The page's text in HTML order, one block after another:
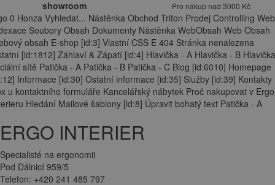
showroom
Pro nákup nad 3000 Kč
0 Honza Vyhledat... Nástěnka Obchod Triton Prodej Controlling Web
Soubory Obsah Dokumenty Nástěnka WebObsah Web Obsah
obsah E-shop [id:3] Vlastní CSS E 404 Stránka nenalezena
[id:1812] Záhlaví & Zápatí [id:4] Hlavička - A Hlavička - B
sítě Patička - A Patička - B Patička - C Blog [id:6010] Homepage
Informace [id:30] Ostatní informace [id:35] Služby [id:39] Kontakty
u kontaktního formuláře Kancelářský nábytek Proč nakupovat v Ergo
Hledání Mailové šablony [id:8] Úpravit bohatý text Patička - A
ERGO INTERIER
Specialisté na ergonomii
Pod Dálnicí 959/5
Telefon: +420 241 485 797